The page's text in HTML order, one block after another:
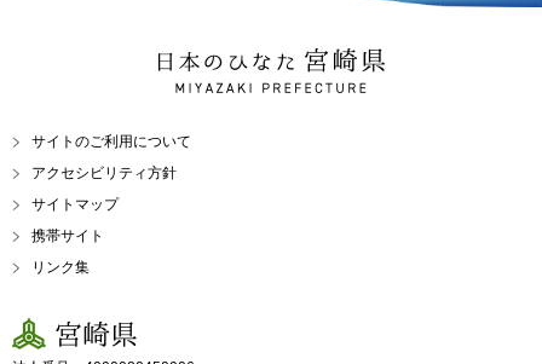
日本のひなた 宮崎県
MIYAZAKI PREFECTURE
サイトのご利用について
アクセシビリティ方針
サイトマップ
携帯サイト
リンク集
宮崎県